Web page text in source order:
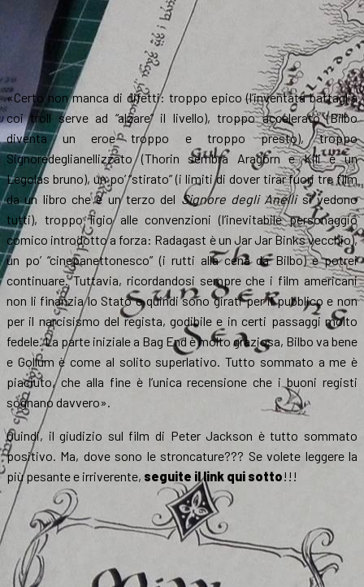
«Certo non manca di difetti: troppo epico (l’inventata battaglia
coi troll serve ad “alzare” il livello), troppo accelerato (Bilbo
diventa un eroe troppo e troppo presto), troppo
Signoredeglianellizzato (Thorin sembra Aragorn e Kili è un
Legolas bruno), un po’ “stirato” (i limiti di dover tirar fuori tre film
da un libro che è un terzo del Signore degli Anellisi vedono
tutti), troppo ligio alle convenzioni (l’inevitabile personaggio
comico introdotto a forza: Radagast è un Jar Jar Binks vecchio),
un po’ “cinepanettonesco” (i rutti alla cena da Bilbo) e potrei
continuare. Tuttavia, ricordandosi sempre che i film americani
non li finanzia lo Stato e quindi sono girati per il pubblico e non
per il narcisismo del regista, godibile e in certi passaggi molto
fedele. La parte iniziale a Bag End è molto graziosa, Bilbo va bene
e Gollum è come al solito superlativo. Tutto sommato a me è
piaciuto, che alla fine è l’unica recensione che i buoni registi
sognano davvero».
Quindi, il giudizio sul film di Peter Jackson è tutto sommato
positivo. Ma, dove sono le stroncature??? Se volete leggere la
più pesante e irriverente, seguite il link qui sotto!!!